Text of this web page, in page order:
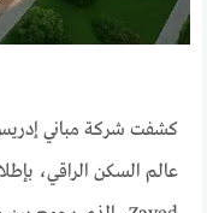
كشفت شركة مباني إدريس